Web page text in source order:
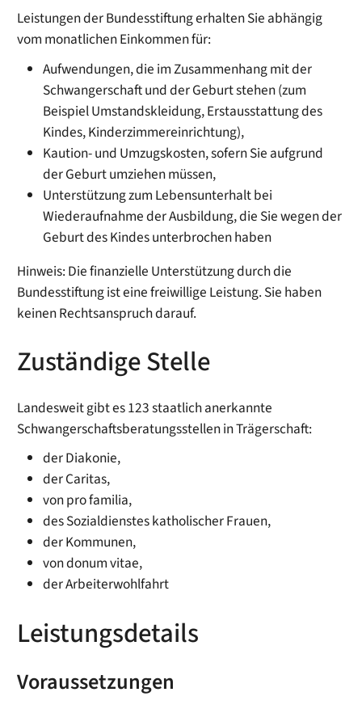
Leistungen der Bundesstiftung erhalten Sie abhängig
vom monatlichen Einkommen für:
Aufwendungen, die im Zusammenhang mit der
Schwangerschaft und der Geburt stehen (zum
Beispiel Umstandskleidung, Erstausstattung des
Kindes, Kinderzimmereinrichtung),
Kaution- und Umzugskosten, sofern Sie aufgrund
der Geburt umziehen müssen,
Unterstützung zum Lebensunterhalt bei
Wiederaufnahme der Ausbildung, die Sie wegen der
Geburt des Kindes unterbrochen haben
Hinweis: Die finanzielle Unterstützung durch die
Bundesstiftung ist eine freiwillige Leistung. Sie haben
keinen Rechtsanspruch darauf.
Zuständige Stelle
Landesweit gibt es 123 staatlich anerkannte
Schwangerschaftsberatungsstellen in Trägerschaft:
der Diakonie,
der Caritas,
von pro familia,
des Sozialdienstes katholischer Frauen,
der Kommunen,
von donum vitae,
der Arbeiterwohlfahrt
Leistungsdetails
Voraussetzungen